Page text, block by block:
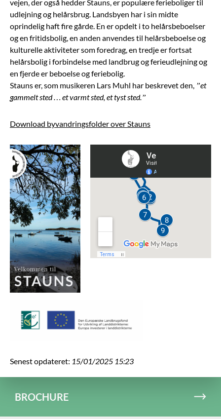
vejen, der også hedder Stauns, er populære ferieboliger til
udlejning og helårsbrug. Landsbyen har i sin midte
oprindelig haft fire gårde. En er opdelt i to helårsbeboelser
og en fritidsbolig, en anden anvendes til helårsbeboelse og
kulturelle aktiviteter som foredrag, en tredje er fortsat
helårsbolig i forbindelse med landbrug og ferieudlejning og
en fjerde er beboelse og feriebolig.
Stauns er, som musikeren Lars Muhl har beskrevet den, ”et
gammelt sted … et varmt sted, et tyst sted.”
Download byvandringsfolder over Stauns
Senest opdateret: 15/01/2025 15:23
BROCHURE